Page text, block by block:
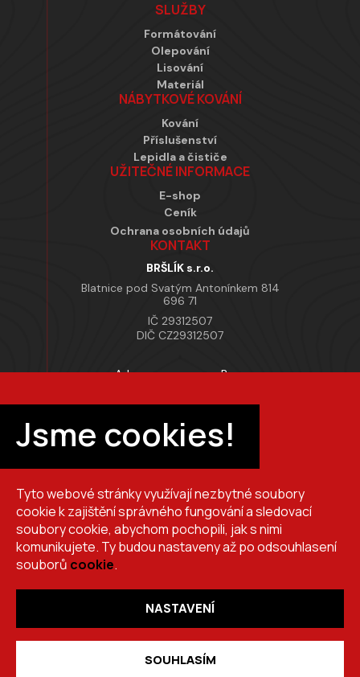
Jsme cookies!
Tyto webové stránky využívají nezbytné soubory
cookie k zajištění správného fungování a sledovací
soubory cookie, abychom pochopili, jak s nimi
komunikujete. Ty budou nastaveny až po odsouhlasení
souborů cookie.
NASTAVENÍ
SOUHLASÍM
SLUŽBY
Formátování
Olepování
Lisování
Materiál
NÁBYTKOVÉ KOVÁNÍ
Kování
Příslušenství
Lepidla a čističe
UŽITEČNÉ INFORMACE
E-shop
Ceník
Ochrana osobních údajů
KONTAKT
BRŠLÍK s.r.o.
Blatnice pod Svatým Antonínkem 814
696 71
IČ 29312507
DIČ CZ29312507
Adresa provozovny Brno
Pracovní doba
Po–Pá 7:00 – 15:30
+420 725 510 044
obchod@brslik.cz
BRŠLÍK, s.r.o.. Všechna práva vyhrazena.